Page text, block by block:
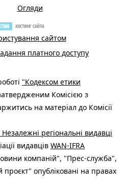
Огляди
сайтом
платного доступу
"Кодексом етики
Комісією з
на матеріал до Комісії
Незалежні регіональні видавці
видавців WAN-IFRA
компаній", "Прес-служба",
опубліковані на правах